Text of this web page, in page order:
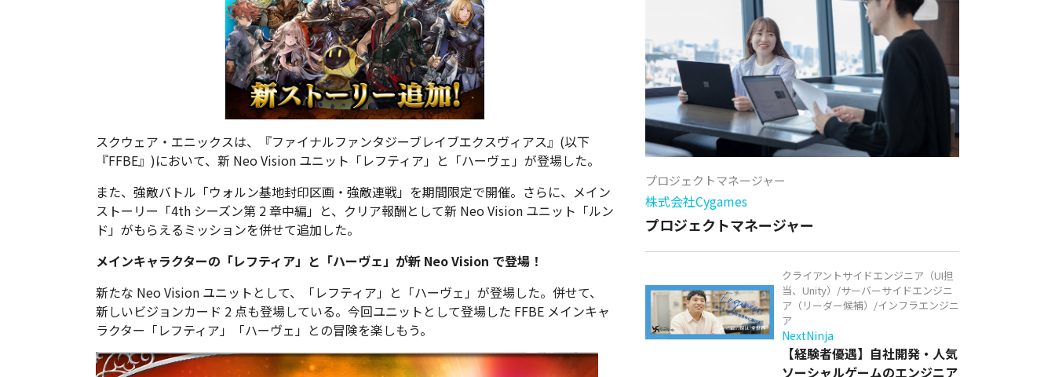
スクウェア・エニックスは、『ファイナルファンタジーブレイブエクスヴィアス』(以下
『FFBE』)において、新 Neo Vision ユニット「レフティア」と「ハーヴェ」が登場した。
また、強敵バトル「ウォルン基地封印区画・強敵連戦」を期間限定で開催。さらに、メイン
ストーリー「4th シーズン第 2 章中編」と、クリア報酬として新 Neo Vision ユニット「ルン
ド」がもらえるミッションを併せて追加した。
メインキャラクターの「レフティア」と「ハーヴェ」が新 Neo Vision で登場！
新たな Neo Vision ユニットとして、「レフティア」と「ハーヴェ」が登場した。併せて、
新しいビジョンカード 2 点も登場している。今回ユニットとして登場した FFBE メインキャ
ラクター「レフティア」「ハーヴェ」との冒険を楽しもう。
プロジェクトマネージャー
株式会社Cygames
プロジェクトマネージャー
クライアントサイドエンジニア（UI担
当、Unity）/サーバーサイドエンジニ
ア（リーダー候補）/インフラエンジニ
ア
NextNinja
【経験者優遇】自社開発・人気
ソーシャルゲームのエンジニア